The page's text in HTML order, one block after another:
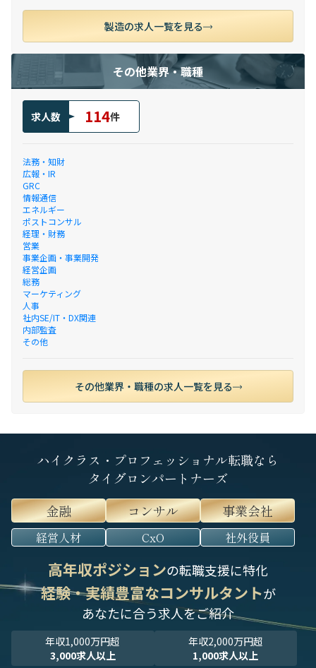
製造の求人一覧を見る
その他業界・職種
求人数 114件
法務・知財
広報・IR
GRC
情報通信
エネルギー
ポストコンサル
経理・財務
営業
事業企画・事業開発
経営企画
総務
マーケティング
人事
社内SE/IT・DX関連
内部監査
その他
その他業界・職種の求人一覧を見る
ハイクラス・プロフェッショナル転職なら
タイグロンパートナーズ
金融
コンサル 事業会社
経営人材 CxO 社外役員
高年収ポジションの転職支援に特化
経験・実績豊富なコンサルタントが
あなたに合う求人をご紹介
年収1,000万円超
3,000求人以上
年収2,000万円超
1,000求人以上